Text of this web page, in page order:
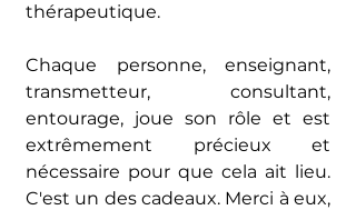
thérapeutique.
Chaque personne, enseignant,
transmetteur, consultant,
entourage, joue son rôle et est
extrêmement précieux et
nécessaire pour que cela ait lieu.
C'est un des cadeaux. Merci à eux,